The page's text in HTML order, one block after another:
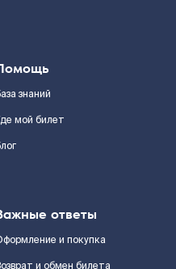
знаний
мой билет
ответы
и покупка
и обмен билета